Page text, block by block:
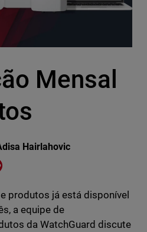
Mensal
Hairlahovic
X
Share on Reddit
produtos já está disponível
a equipe de
da WatchGuard discute